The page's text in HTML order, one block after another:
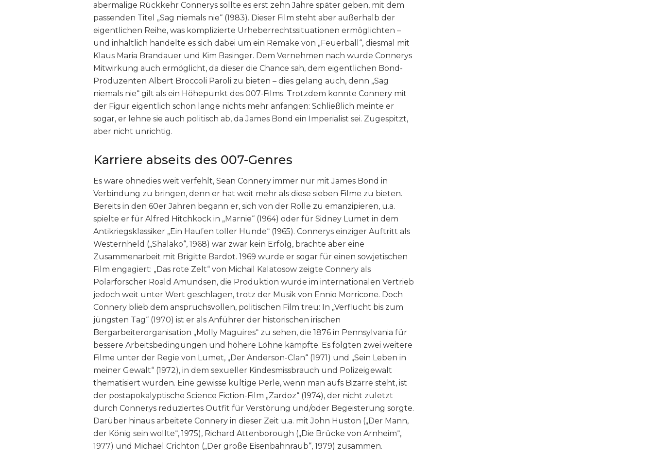
abermalige Rückkehr Connerys sollte es erst zehn Jahre später geben, mit dem
passenden Titel „Sag niemals nie“ (1983). Dieser Film steht aber außerhalb der
eigentlichen Reihe, was komplizierte Urheberrechtssituationen ermöglichten –
und inhaltlich handelte es sich dabei um ein Remake von „Feuerball“, diesmal mit
Klaus Maria Brandauer und Kim Basinger. Dem Vernehmen nach wurde Connerys
Mitwirkung auch ermöglicht, da dieser die Chance sah, dem eigentlichen Bond-
Produzenten Albert Broccoli Paroli zu bieten – dies gelang auch, denn „Sag
niemals nie“ gilt als ein Höhepunkt des 007-Films. Trotzdem konnte Connery mit
der Figur eigentlich schon lange nichts mehr anfangen: Schließlich meinte er
sogar, er lehne sie auch politisch ab, da James Bond ein Imperialist sei. Zugespitzt,
aber nicht unrichtig.
Karriere abseits des 007-Genres
Es wäre ohnedies weit verfehlt, Sean Connery immer nur mit James Bond in
Verbindung zu bringen, denn er hat weit mehr als diese sieben Filme zu bieten.
Bereits in den 60er Jahren begann er, sich von der Rolle zu emanzipieren, u.a.
spielte er für Alfred Hitchkock in „Marnie“ (1964) oder für Sidney Lumet in dem
Antikriegsklassiker „Ein Haufen toller Hunde“ (1965). Connerys einziger Auftritt als
Westernheld („Shalako“, 1968) war zwar kein Erfolg, brachte aber eine
Zusammenarbeit mit Brigitte Bardot. 1969 wurde er sogar für einen sowjetischen
Film engagiert: „Das rote Zelt“ von Michail Kalatosow zeigte Connery als
Polarforscher Roald Amundsen, die Produktion wurde im internationalen Vertrieb
jedoch weit unter Wert geschlagen, trotz der Musik von Ennio Morricone. Doch
Connery blieb dem anspruchsvollen, politischen Film treu: In „Verflucht bis zum
jüngsten Tag“ (1970) ist er als Anführer der historischen irischen
Bergarbeiterorganisation „Molly Maguires“ zu sehen, die 1876 in Pennsylvania für
bessere Arbeitsbedingungen und höhere Löhne kämpfte. Es folgten zwei weitere
Filme unter der Regie von Lumet, „Der Anderson-Clan“ (1971) und „Sein Leben in
meiner Gewalt“ (1972), in dem sexueller Kindesmissbrauch und Polizeigewalt
thematisiert wurden. Eine gewisse kultige Perle, wenn man aufs Bizarre steht, ist
der postapokalyptische Science Fiction-Film „Zardoz“ (1974), der nicht zuletzt
durch Connerys reduziertes Outfit für Verstörung und/oder Begeisterung sorgte.
Darüber hinaus arbeitete Connery in dieser Zeit u.a. mit John Huston („Der Mann,
der König sein wollte“, 1975), Richard Attenborough („Die Brücke von Arnheim“,
1977) und Michael Crichton („Der große Eisenbahnraub“, 1979) zusammen.